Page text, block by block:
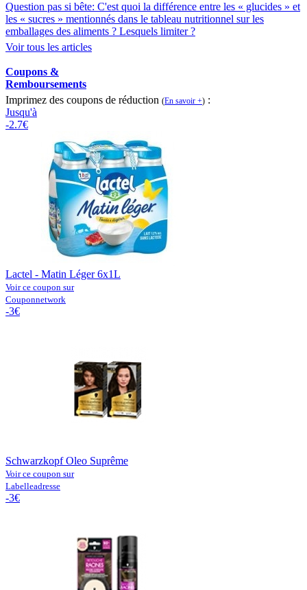
Question pas si bête: C'est quoi la différence entre les « glucides » et
les « sucres » mentionnés dans le tableau nutritionnel sur les
emballages des aliments ? Lesquels limiter ?
Voir tous les articles
Coupons &
Remboursements
Imprimez des coupons de réduction (En savoir +) :
Jusqu'à
-2.7€
Lactel - Matin Léger 6x1L
Voir ce coupon sur
Couponnetwork
-3€
Schwarzkopf Oleo Suprême
Voir ce coupon sur
Labelleadresse
-3€